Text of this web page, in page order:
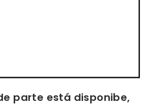
parte está disponibe,